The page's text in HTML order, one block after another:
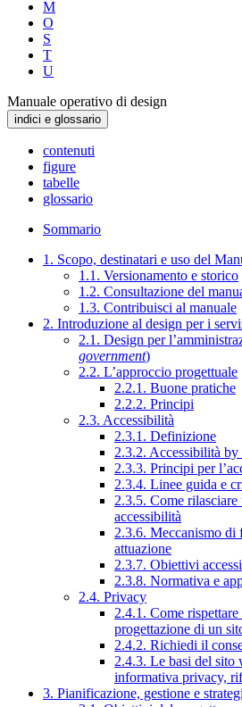
M
O
S
T
U
Manuale operativo di design
indici e glossario
contenuti
figure
tabelle
glossario
Sommario
1. Scopo, destinatari e uso del
1.1. Versionamento e storico
1.2. Consultazione del
1.3. Contribuisci al manuale
2. Introduzione al design per i
2.1. Design per
government)
2.2. L’approccio progettuale
2.2.1. Buone pratiche
2.2.2. Principi
2.3. Accessibilità
2.3.1. Definizione
2.3.2. Accessibilità by
2.3.3. Principi per
2.3.4. Linee guida e
2.3.5. Come
accessibilità
2.3.6. Meccanismo di
attuazione
2.3.7. Obiettivi
2.3.8. Normativa e
2.4. Privacy
2.4.1. Come
progettazione di un
2.4.2. Richiedi il
2.4.3. Le basi del sito
informativa privacy,
3. Pianificazione, gestione e